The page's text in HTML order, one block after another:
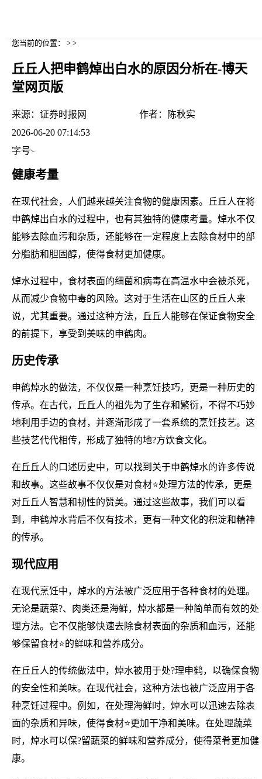
您当前的位置： > >
丘丘人把申鹤焯出白水的原因分析在-博天
堂网页版
来源： 证券时报网 作者：
陈秋实
2026-06-20 07:14:53
字号
健康考量
在现代社会，人们越来越关注食物的健康因素。丘丘人在将
申鹤焯出白水的过程中，也有其独特的健康考量。焯水不仅
能够去除血污和杂质，还能够在一定程度上去除食材中的部
分脂肪和胆固醇，使得食材更加健康。
焯水过程中，食材表面的细菌和病毒在高温水中会被杀死，
从而减少食物中毒的风险。这对于生活在山区的丘丘人来
说，尤其重要。通过这种方法，丘丘人能够在保证食物安全
的前提下，享受到美味的申鹤肉。
历史传承
申鹤焯水的做法，不仅仅是一种烹饪技巧，更是一种历史的
传承。在古代，丘丘人的祖先为了生存和繁衍，不得不巧妙
地利用手边的食材，并逐渐形成了一套系统的烹饪技艺。这
些技艺代代相传，形成了独特的地?方饮食文化。
在丘丘人的口述历史中，可以找到关于申鹤焯水的许多传说
和故事。这些故事不仅仅是对食材⭐处理方法的传承，更是
对丘丘人智慧和韧性的赞美。通过这些故事，我们可以看
到，申鹤焯水背后不仅有技术，更有一种文化的积淀和精神
的传承。
现代应用
在现代烹饪中，焯水的方法被广泛应用于各种食材的处理。
无论是蔬菜?、肉类还是海鲜，焯水都是一种简单而有效的处
理方法。它不仅能够快速去除食材表面的杂质和血污，还能
够保留食材⭐的鲜味和营养成分。
在丘丘人的传统做法中，焯水被用于处?理申鹤，以确保食物
的安全性和美味。在现代社会，这种方法也被广泛应用于各
种烹饪过程中。例如，在处理海鲜时，焯水可以迅速去除表
面的杂质和异味，使得食材⭐更加干净和美味。在处理蔬菜
时，焯水可以保?留蔬菜的鲜味和营养成分，使得菜肴更加健
康。